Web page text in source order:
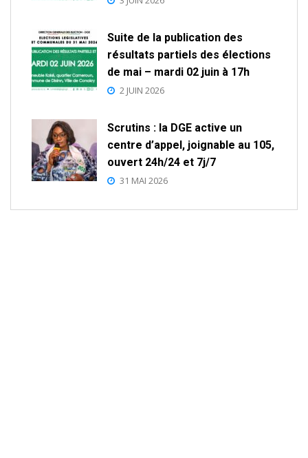
Suite de la publication des
résultats partiels des élections
de mai – mardi 02 juin à 17h
2 JUIN 2026
Scrutins : la DGE active un
centre d’appel, joignable au 105,
ouvert 24h/24 et 7j/7
31 MAI 2026